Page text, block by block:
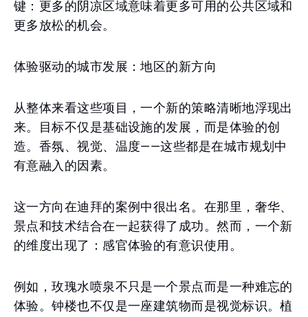
键：更多的阴凉区域意味着更多可用的公共区域和
更多放松的机会。
体验驱动的城市发展：地区的新方向
从整体来看这些项目，一个新的策略清晰地浮现出
来。目标不仅是基础设施的发展，而是体验的创
造。香氛、视觉、温度——这些都是在城市规划中
有意融入的因素。
这一方向在迪拜的案例中很出名。在那里，奢华、
景点和技术结合在一起获得了成功。然而，一个新
的维度出现了：感官体验的有意识使用。
例如，玫瑰水喷泉不只是一个景点而是一种难忘的
体验。钟楼也不仅是一座建筑物而是视觉标识。植